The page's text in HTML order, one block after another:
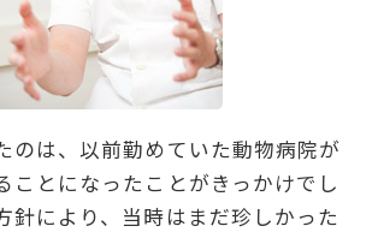
のは、以前勤めていた動物病院が
ことになったことがきっかけでし
針により、当時はまだ珍しかった